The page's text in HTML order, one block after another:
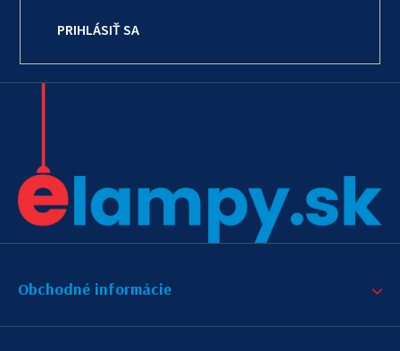
PRIHLÁSIŤ SA
Obchodné informácie